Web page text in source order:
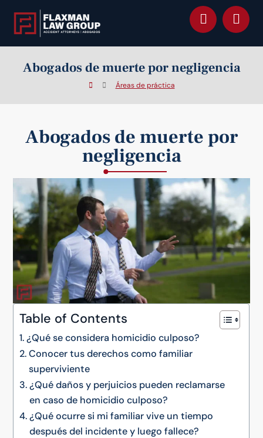
contenido
Abogados de muerte por negligencia
Áreas de práctica
Abogados de muerte por
negligencia
Table of Contents
¿Qué se considera homicidio culposo?
Conocer tus derechos como familiar
superviviente
¿Qué daños y perjuicios pueden reclamarse
en caso de homicidio culposo?
¿Qué ocurre si mi familiar vive un tiempo
después del incidente y luego fallece?